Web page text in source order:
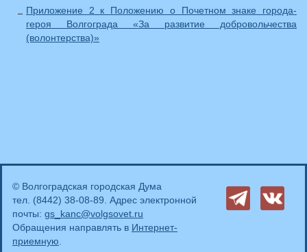
Приложение 2 к Положению о Почетном знаке города-
героя Волгограда «За развитие добровольчества
(волонтерства)»
© Волгоградская городская Дума
тел. (8442) 38-08-89. Адрес электронной
почты: gs_kanc@volgsovet.ru
Обращения направлять в Интернет-
приемную